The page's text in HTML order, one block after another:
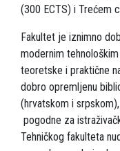
(300 ECTS) i Trećem
Fakultet je iznimno
modernim
teoretske i praktične
dobro opremljenu
(hrvatskom i
pogodne za
Tehničkog fakulteta